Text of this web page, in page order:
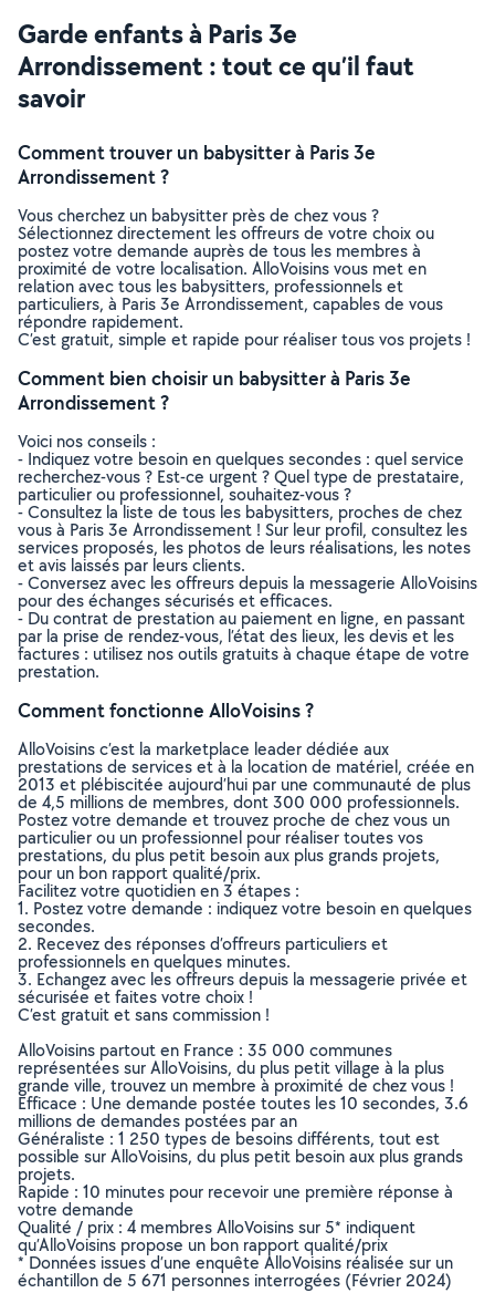
Garde enfants à Paris 3e
Arrondissement : tout ce qu’il faut
savoir
Comment trouver un babysitter à Paris 3e
Arrondissement ?
Vous cherchez un babysitter près de chez vous ?
Sélectionnez directement les offreurs de votre choix ou
postez votre demande auprès de tous les membres à
proximité de votre localisation. AlloVoisins vous met en
relation avec tous les babysitters, professionnels et
particuliers, à Paris 3e Arrondissement, capables de vous
répondre rapidement.
C’est gratuit, simple et rapide pour réaliser tous vos projets !
Comment bien choisir un babysitter à Paris 3e
Arrondissement ?
Voici nos conseils :
- Indiquez votre besoin en quelques secondes : quel service
recherchez-vous ? Est-ce urgent ? Quel type de prestataire,
particulier ou professionnel, souhaitez-vous ?
- Consultez la liste de tous les babysitters, proches de chez
vous à Paris 3e Arrondissement ! Sur leur profil, consultez les
services proposés, les photos de leurs réalisations, les notes
et avis laissés par leurs clients.
- Conversez avec les offreurs depuis la messagerie AlloVoisins
pour des échanges sécurisés et efficaces.
- Du contrat de prestation au paiement en ligne, en passant
par la prise de rendez-vous, l’état des lieux, les devis et les
factures : utilisez nos outils gratuits à chaque étape de votre
prestation.
Comment fonctionne AlloVoisins ?
AlloVoisins c’est la marketplace leader dédiée aux
prestations de services et à la location de matériel, créée en
2013 et plébiscitée aujourd’hui par une communauté de plus
de 4,5 millions de membres, dont 300 000 professionnels.
Postez votre demande et trouvez proche de chez vous un
particulier ou un professionnel pour réaliser toutes vos
prestations, du plus petit besoin aux plus grands projets,
pour un bon rapport qualité/prix.
Facilitez votre quotidien en 3 étapes :
1. Postez votre demande : indiquez votre besoin en quelques
secondes.
2. Recevez des réponses d’offreurs particuliers et
professionnels en quelques minutes.
3. Echangez avec les offreurs depuis la messagerie privée et
sécurisée et faites votre choix !
C’est gratuit et sans commission !
AlloVoisins partout en France : 35 000 communes
représentées sur AlloVoisins, du plus petit village à la plus
grande ville, trouvez un membre à proximité de chez vous !
Efficace : Une demande postée toutes les 10 secondes, 3.6
millions de demandes postées par an
Généraliste : 1 250 types de besoins différents, tout est
possible sur AlloVoisins, du plus petit besoin aux plus grands
projets.
Rapide : 10 minutes pour recevoir une première réponse à
votre demande
Qualité / prix : 4 membres AlloVoisins sur 5* indiquent
qu’AlloVoisins propose un bon rapport qualité/prix
* Données issues d’une enquête AlloVoisins réalisée sur un
échantillon de 5 671 personnes interrogées (Février 2024)